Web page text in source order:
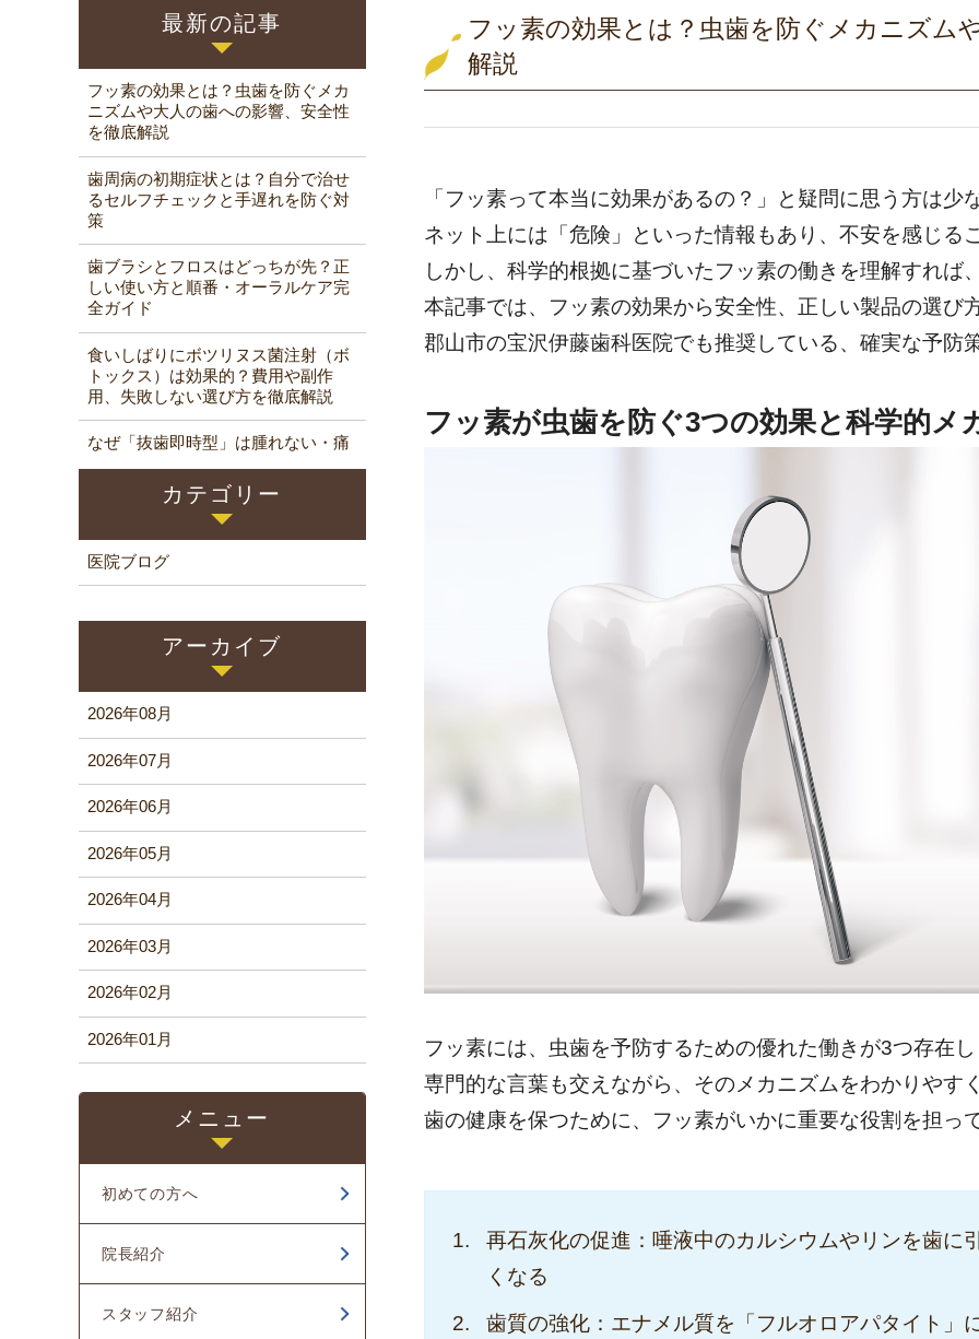
フッ素の効果とは？虫歯を防ぐメカニズム
解説
「フッ素って本当に効果があるの？」と疑問に思う方は少
ネット上には「危険」といった情報もあり、不安を感じる
しかし、科学的根拠に基づいたフッ素の働きを理解すれば
本記事では、フッ素の効果から安全性、正しい製品の選び
郡山市の宝沢伊藤歯科医院でも推奨している、確実な予防
フッ素が虫歯を防ぐ3つの効果と科学的メ
フッ素には、虫歯を予防するための優れた働きが3つ存在
専門的な言葉も交えながら、そのメカニズムをわかりやす
歯の健康を保つために、フッ素がいかに重要な役割を担っ
再石灰化の促進：唾液中のカルシウムやリンを歯に
くなる
歯質の強化：エナメル質を「フルオロアパタイト」
最新の記事
フッ素の効果とは？虫歯を防ぐメカ
ニズムや大人の歯への影響、安全性
を徹底解説
歯周病の初期症状とは？自分で治せ
るセルフチェックと手遅れを防ぐ対
策
歯ブラシとフロスはどっちが先？正
しい使い方と順番・オーラルケア完
全ガイド
食いしばりにボツリヌス菌注射（ボ
トックス）は効果的？費用や副作
用、失敗しない選び方を徹底解説
なぜ「抜歯即時型」は腫れない・痛
カテゴリー
医院ブログ
アーカイブ
2026年08月
2026年07月
2026年06月
2026年05月
2026年04月
2026年03月
2026年02月
2026年01月
2025年09月
2025年06月
メニュー
初めての方へ
院長紹介
スタッフ紹介